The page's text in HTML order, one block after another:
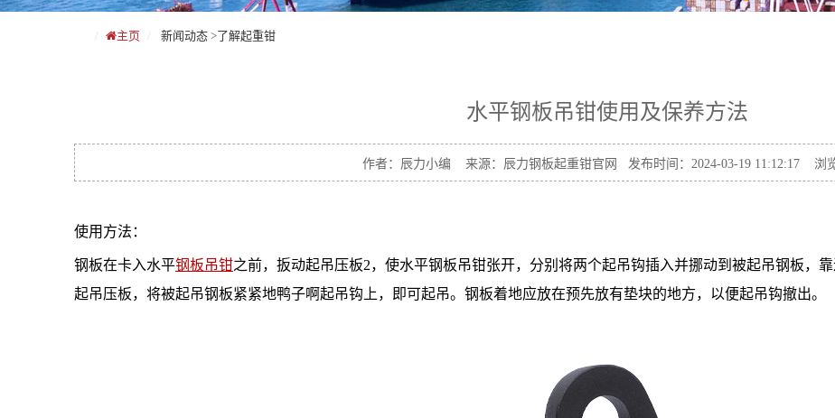
主页 新闻动态 >了解起重钳
水平钢板吊钳使用及保养方法
作者：辰力小编 来源：辰力钢板起重钳官网 发布时间：2024-03-19 11:12:17 浏
使用方法：
钢板在卡入水平钢板吊钳之前，扳动起吊压板2，使水平钢板吊钳张开，分别将两个起吊钩插入并挪动到被起吊钢板，
起吊压板，将被起吊钢板紧紧地鸭子啊起吊钩上，即可起吊。钢板着地应放在预先放有垫块的地方，以便起吊钩撤出。